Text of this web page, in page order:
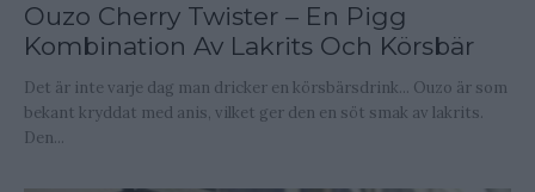
Ouzo Cherry Twister – En Pigg
Kombination Av Lakrits Och Körsbär
Det är inte varje dag man dricker en körsbärsdrink... Ouzo är som
bekant kryddat med anis, vilket ger den en söt smak av lakrits.
Den...